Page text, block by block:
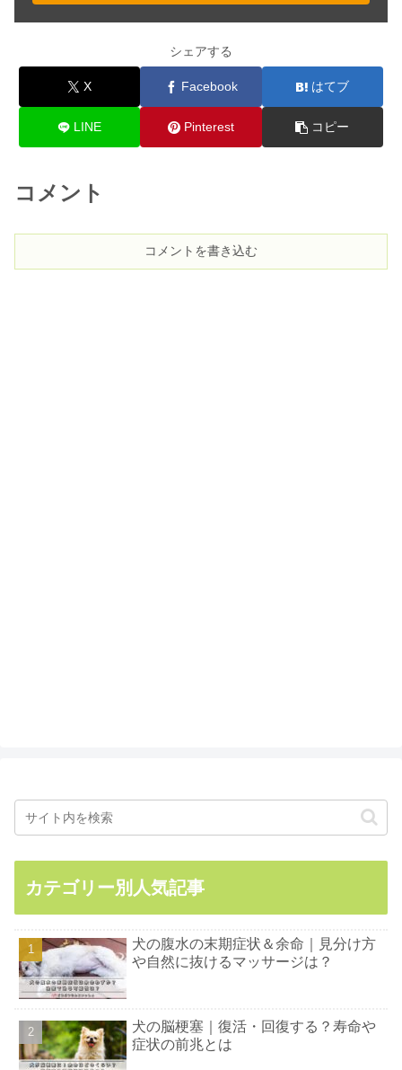
シェアする
X Facebook はてブ
LINE Pinterest コピー
コメント
コメントを書き込む
カテゴリー別人気記事
犬の腹水の末期症状＆余命｜見分け方
や自然に抜けるマッサージは？
犬の脳梗塞｜復活・回復する？寿命や
症状の前兆とは